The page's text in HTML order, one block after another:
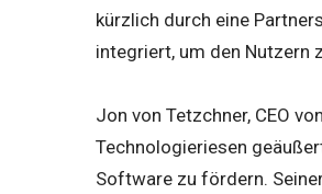
kürzlich durch eine
integriert, um den Nutzern
Jon von Tetzchner, CEO
Technologieriesen
Software zu fördern.